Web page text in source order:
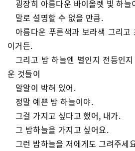
굉장히 아름다운 바이올렛 빛 하늘
말로 설명할 수 없을 만큼.
아름다운 푸른색과 보라색 그리
이거든.
그리고 밤 하늘엔 별인지 전등인
운 것들이
알알이 박혀 있어.
정말 예쁜 밤 하늘이야.
그걸 가지고 싶다고 했어, 내가.
그 밤하늘을 가지고 싶어요.
그런 밤하늘을 저에게도 그려주세